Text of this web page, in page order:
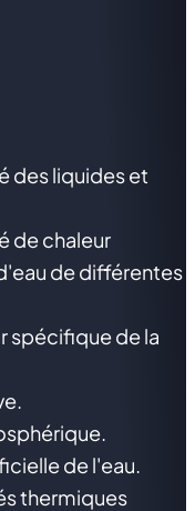
des liquides et
de chaleur
de différentes
spécifique de la
de l'eau.
thermiques